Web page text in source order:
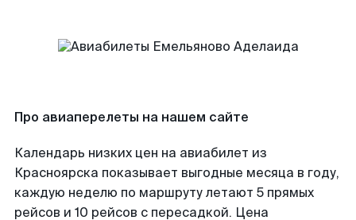
Про авиаперелеты на нашем сайте
Календарь низких цен на авиабилет из
Красноярска показывает выгодные месяца в году,
каждую неделю по маршруту летают 5 прямых
рейсов и 10 рейсов с пересадкой. Цена